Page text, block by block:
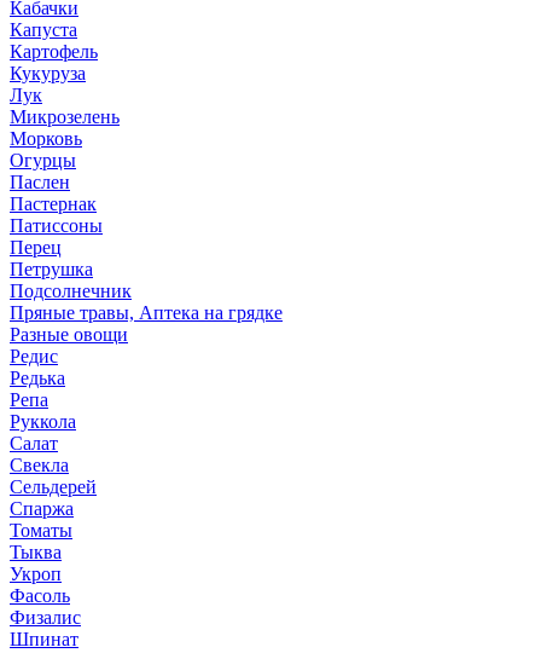
Кабачки
Капуста
Картофель
Кукуруза
Лук
Микрозелень
Морковь
Огурцы
Паслен
Пастернак
Патиссоны
Перец
Петрушка
Подсолнечник
Пряные травы, Аптека на грядке
Разные овощи
Редис
Редька
Репа
Руккола
Салат
Свекла
Сельдерей
Спаржа
Томаты
Тыква
Укроп
Фасоль
Физалис
Шпинат